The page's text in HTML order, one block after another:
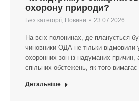
охорону природи?
Без категорії, Новини 23.07.2026
На всіх полонинах, де планується
чиновники ОДА не тільки відмовили
охоронних зон із надуманих причин,
спільних обстежень, як того
Детальніше